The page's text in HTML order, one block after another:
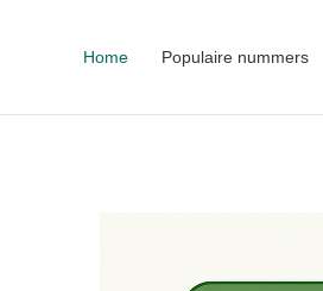
Home Populaire nummers